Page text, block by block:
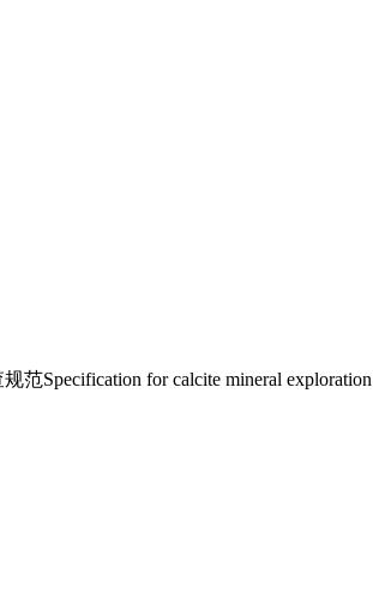
Specification for calcite mineral